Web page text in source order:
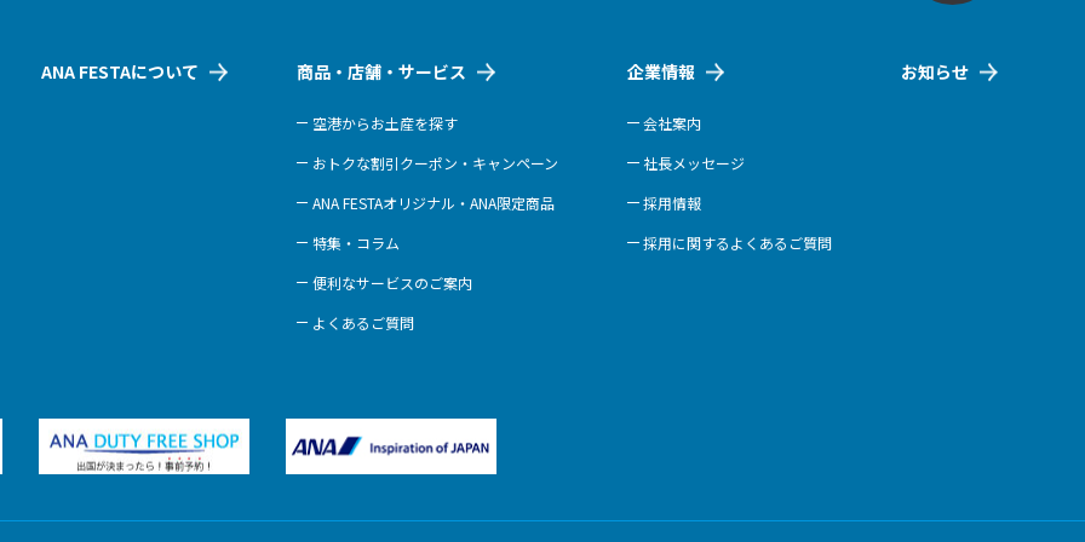
ANA FESTAについて 商品・店舗・サービス
空港からお土産を探す
おトクな割引クーポン・キャンペーン
ANA FESTAオリジナル・ANA限定商品
特集・コラム
便利なサービスのご案内
よくあるご質問
企業情報
会社案内
社長メッセージ
採用情報
採用に関するよくあるご質問
お知らせ